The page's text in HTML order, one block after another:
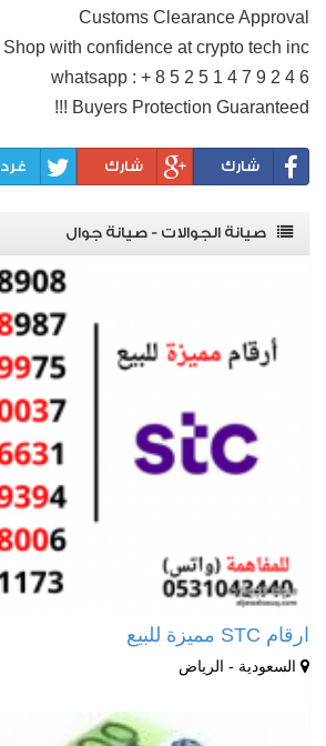
Customs Clearance Approval
Shop with confidence at crypto tech inc :
whatsapp : + 8 5 2 5 1 4 7 9 2 4 6
Buyers Protection Guaranteed !!!
شارك شارك غرد
صيانة الجوالات - صيانة جوال
ارقام STC مميزة للبيع
السعودية - الرياض